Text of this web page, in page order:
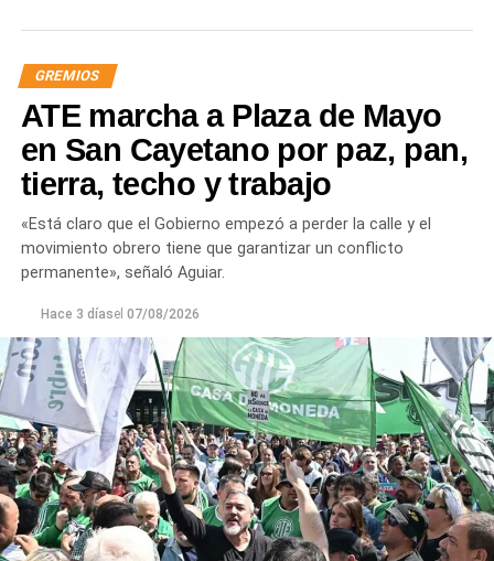
GREMIOS
ATE marcha a Plaza de Mayo
en San Cayetano por paz, pan,
tierra, techo y trabajo
«Está claro que el Gobierno empezó a perder la calle y el
movimiento obrero tiene que garantizar un conflicto
permanente», señaló Aguiar.
Hace 3 díasel 07/08/2026